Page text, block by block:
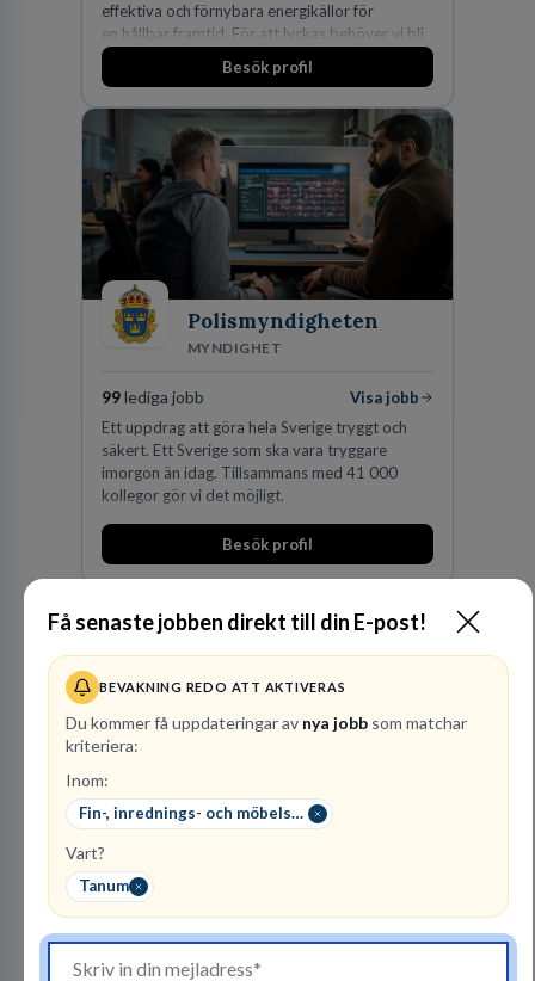
Få senaste jobben direkt till din E-post!
BEVAKNING REDO ATT AKTIVERAS
Du kommer få uppdateringar av nya jobb som matchar
kriteriera:
Inom:
Fin-, inrednings- och möbelsnickare
Vart?
Tanum
effektiva och förnybara energikällor för
en hållbar framtid. För att lyckas behöver vi bli
fler medarbetare som vill göra skillnad.
Besök profil
Polismyndigheten
MYNDIGHET
99lediga jobb
Visa jobb
Ett uppdrag att göra hela Sverige tryggt och
säkert. Ett Sverige som ska vara tryggare
imorgon än idag. Tillsammans med 41 000
kollegor gör vi det möjligt.
Besök profil
Kommuninvest
KOMMUNFINANSIERING
1lediga jobb
utifrån en kommunal värdegrund verkningsfullt